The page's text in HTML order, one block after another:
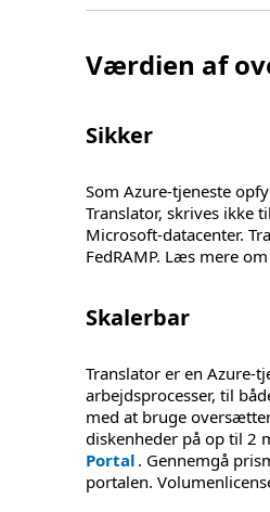
Værdien af
Sikker
Som Azure-tjeneste
Translator, skrives ikke
Microsoft-datacenter.
FedRAMP. Læs mere
Skalerbar
Translator er en Azure-
arbejdsprocesser, til
med at bruge
diskenheder på op til 2
Portal . Gennemgå
portalen.